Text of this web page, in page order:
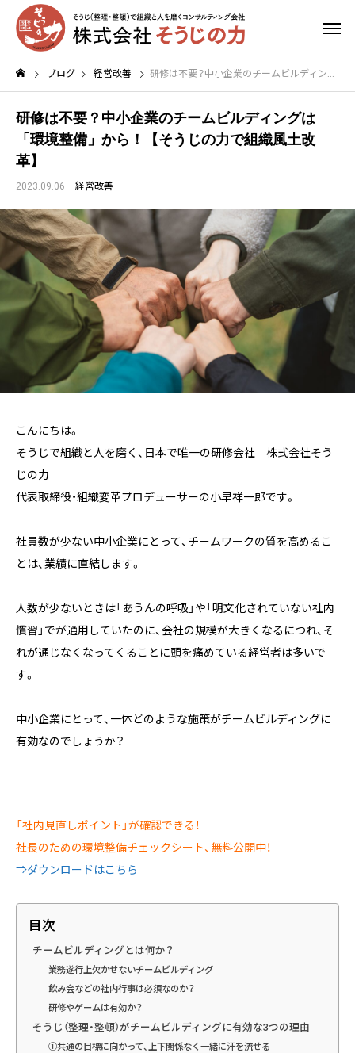
ブログ 経営改善 研修は不要？中小企業のチームビルディングは「環境整備」から！【そうじの力で組織風土改革】
研修は不要？中小企業のチームビルディングは
「環境整備」から！【そうじの力で組織風土改
革】
2023.09.06 経営改善
こんにちは。
そうじで組織と人を磨く、日本で唯一の研修会社 株式会社そう
じの力
代表取締役・組織変革プロデューサーの小早祥一郎です。
社員数が少ない中小企業にとって、チームワークの質を高めるこ
とは、業績に直結します。
人数が少ないときは「あうんの呼吸」や「明文化されていない社内
慣習」でが通用していたのに、会社の規模が大きくなるにつれ、そ
れが通じなくなってくることに頭を痛めている経営者は多いで
す。
中小企業にとって、一体どのような施策がチームビルディングに
有効なのでしょうか？
「社内見直しポイント」が確認できる！
社長のための環境整備チェックシート、無料公開中！
⇒ダウンロードはこちら
目次
チームビルディングとは何か？
業務遂行上欠かせないチームビルディング
飲み会などの社内行事は必須なのか？
研修やゲームは有効か？
そうじ（整理・整頓）がチームビルディングに有効な3つの理由
①共通の目標に向かって、上下関係なく一緒に汗を流せる